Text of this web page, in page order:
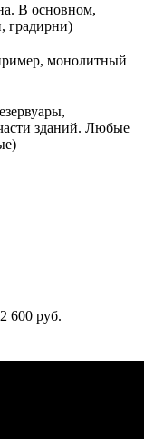
В основном,
градирни)
монолитный
зданий. Любые
600 руб.